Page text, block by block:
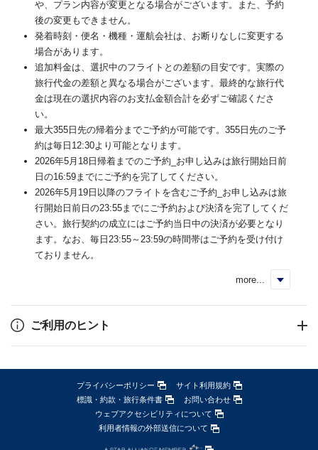
や、プラン内容が変更となる場合がございます。また、予約
後の変更もできません。
発着時刻・便名・機種・運航会社は、お断りなしに変更する
場合があります。
追加料金は、選択中のフライトとの差額の目安です。実際の
旅行代金の差額と異なる場合がございます。最終的な旅行代
金は現在の選択内容のお支払金額合計を必ずご確認くださ
い。
最大355日先の帰着分までご予約が可能です。355日先のご予
約は毎日12:30より可能となります。
2026年5月18日帰着までのご予約_お申し込みは旅行開始日前
日の16:59までにご予約を完了してください。
2026年5月19日以降のフライトを含むご予約_お申し込みは旅
行開始日前日の23:55までにご予約および決済を完了してくだ
さい。旅行契約の成立にはご予約当日中の決済が必要となり
ます。なお、毎日23:55～23:59の時間帯はご予約を受け付け
ておりません。
more...
ご利用のヒント
プライバシーポリシー
サイト利用規約
標識・約款・旅行条件書
お問い合わせ
ウェブアクセシビリティについて
利用者情報の外部送信について